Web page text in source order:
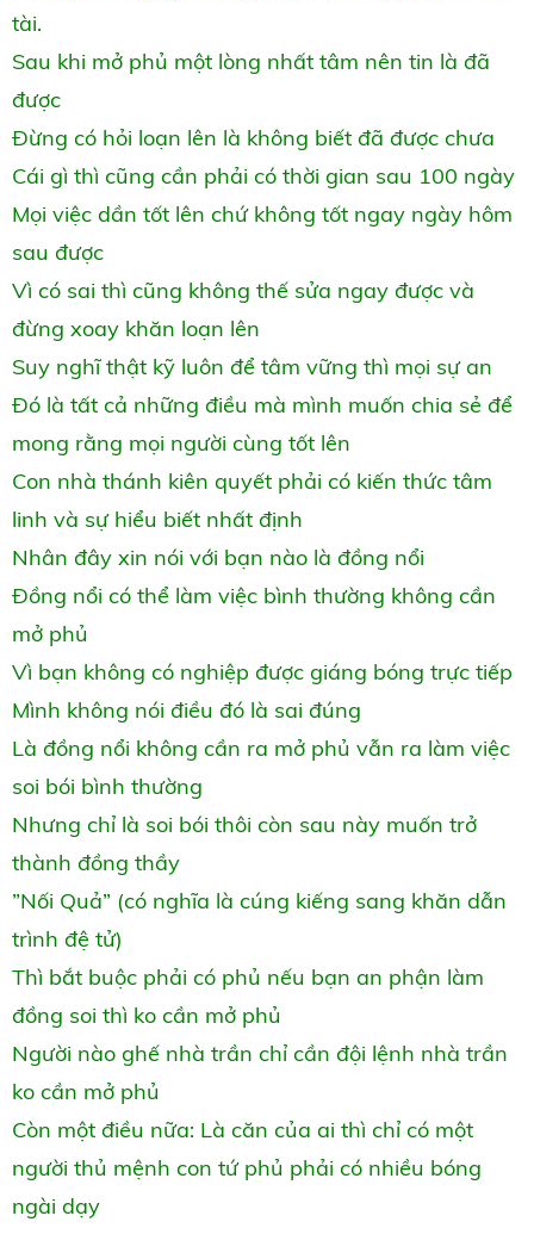
tài.
Sau khi mở phủ một lòng nhất tâm nên tin là đã
được
Đừng có hỏi loạn lên là không biết đã được chưa
Cái gì thì cũng cần phải có thời gian sau 100 ngày
Mọi việc dần tốt lên chứ không tốt ngay ngày hôm
sau được
Vì có sai thì cũng không thế sửa ngay được và
đừng xoay khăn loạn lên
Suy nghĩ thật kỹ luôn để tâm vững thì mọi sự an
Đó là tất cả những điều mà mình muốn chia sẻ để
mong rằng mọi người cùng tốt lên
Con nhà thánh kiên quyết phải có kiến thức tâm
linh và sự hiểu biết nhất định
Nhân đây xin nói với bạn nào là đồng nổi
Đồng nổi có thể làm việc bình thường không cần
mở phủ
Vì bạn không có nghiệp được giáng bóng trực tiếp
Mình không nói điều đó là sai đúng
Là đồng nổi không cần ra mở phủ vẫn ra làm việc
soi bói bình thường
Nhưng chỉ là soi bói thôi còn sau này muốn trở
thành đồng thầy
”Nối Quả” (có nghĩa là cúng kiếng sang khăn dẫn
trình đệ tử)
Thì bắt buộc phải có phủ nếu bạn an phận làm
đồng soi thì ko cần mở phủ
Người nào ghế nhà trần chỉ cần đội lệnh nhà trần
ko cần mở phủ
Còn một điều nữa: Là căn của ai thì chỉ có một
người thủ mệnh con tứ phủ phải có nhiều bóng
ngài dạy